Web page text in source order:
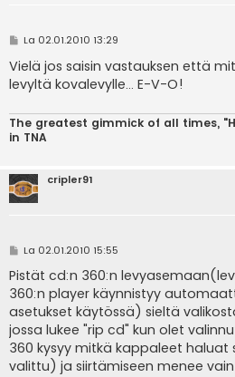
V
e
s
t
La 02.01.2010 13:29
Vielä jos saisin vastauksen että
levyltä kovalevylle... E-V-O!
The greatest gimmick of all times,
in TNA
cripler91
V
e
s
t
i
La 02.01.2010 15:55
Pistät cd:n 360:n
360:n player käynnistyy
asetukset käytössä) sieltä
jossa lukee "rip cd" kun olet
360 kysyy mitkä kappaleet haluat
valittu) ja siirtämiseen menee vain